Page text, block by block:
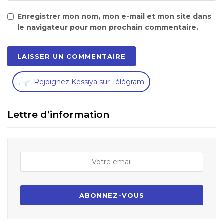
Enregistrer mon nom, mon e-mail et mon site dans
le navigateur pour mon prochain commentaire.
, Rejoignez Kessiya sur Télégram
Lettre d’information